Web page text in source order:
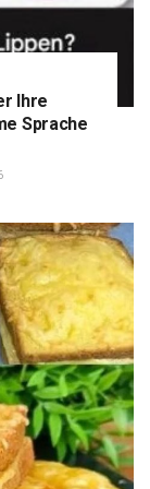
Ihre
Sprache